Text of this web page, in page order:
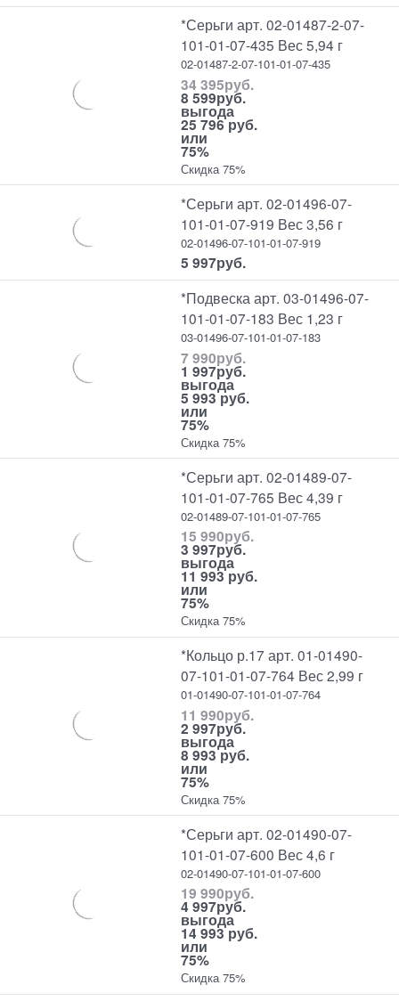
*Серьги арт. 02-01487-2-07-
101-01-07-435 Вес 5,94 г
02-01487-2-07-101-01-07-435
34 395руб.
8 599руб.
выгода
25 796 руб.
или
75%
Скидка 75%
*Серьги арт. 02-01496-07-
101-01-07-919 Вес 3,56 г
02-01496-07-101-01-07-919
5 997руб.
*Подвеска арт. 03-01496-07-
101-01-07-183 Вес 1,23 г
03-01496-07-101-01-07-183
7 990руб.
1 997руб.
выгода
5 993 руб.
или
75%
Скидка 75%
*Серьги арт. 02-01489-07-
101-01-07-765 Вес 4,39 г
02-01489-07-101-01-07-765
15 990руб.
3 997руб.
выгода
11 993 руб.
или
75%
Скидка 75%
*Кольцо р.17 арт. 01-01490-
07-101-01-07-764 Вес 2,99 г
01-01490-07-101-01-07-764
11 990руб.
2 997руб.
выгода
8 993 руб.
или
75%
Скидка 75%
*Серьги арт. 02-01490-07-
101-01-07-600 Вес 4,6 г
02-01490-07-101-01-07-600
19 990руб.
4 997руб.
выгода
14 993 руб.
или
75%
Скидка 75%